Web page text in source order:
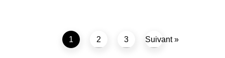
1 2 3 Suivant »